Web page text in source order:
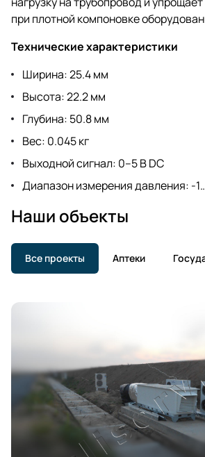
при плотной компоновке
Технические характеристики
Ширина: 25.4 мм
Высота: 22.2 мм
Глубина: 50.8 мм
Вес: 0.045 кг
Выходной сигнал: 0–5 В DC
Диапазон измерения давления: -
Наши объекты
Все проекты Аптеки